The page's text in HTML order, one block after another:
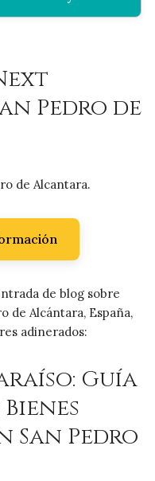
Pedro de
de Alcantara.
de blog sobre
de Alcántara, España,
adinerados:
Guía
San Pedro